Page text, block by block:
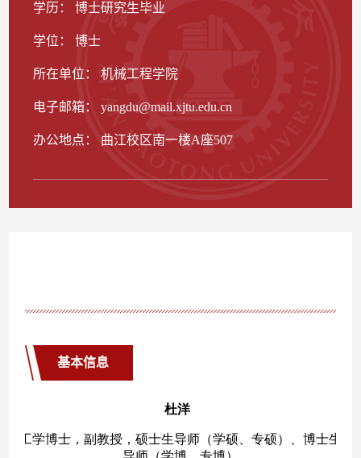
学历： 博士研究生毕业
学位： 博士
所在单位： 机械工程学院
电子邮箱：yangdu@mail.xjtu.edu.cn
办公地点： 曲江校区南一楼A座507
基本信息